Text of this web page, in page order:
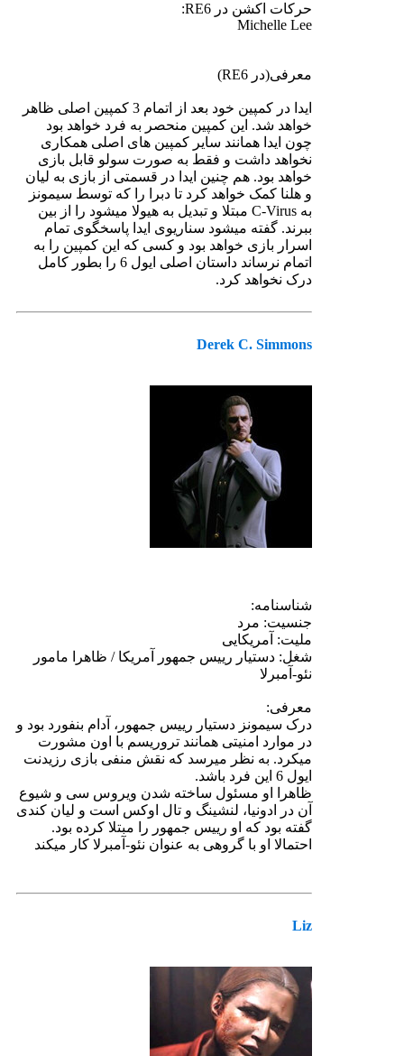
حرکات اکشن در RE6:
Michelle Lee
معرفی(در RE6)
ایدا در کمپین خود بعد از اتمام 3 کمپین اصلی ظاهر
خواهد شد. این کمپین منحصر به فرد خواهد بود
چون ایدا همانند سایر کمپین های اصلی همکاری
نخواهد داشت و فقط به صورت سولو قابل بازی
خواهد بود. هم چنین ایدا در قسمتی از بازی به لیان
و هلنا کمک خواهد کرد تا دبرا را که توسط سیمونز
به C-Virus مبتلا و تبدیل به هیولا میشود را از بین
ببرند. گفته میشود سناریوی ایدا پاسخگوی تمام
اسرار بازی خواهد بود و کسی که این کمپین را به
اتمام نرساند داستان اصلی ایول 6 را بطور کامل
درک نخواهد کرد.
Derek C. Simmons
شناسنامه:
جنسیت: مرد
ملیت: آمریکایی
شغل: دستیار رییس جمهور آمریکا / ظاهرا مامور
نئو-آمبرلا
معرفی:
درک سیمونز دستیار رییس جمهور، آدام بنفورد بود و
در موارد امنیتی همانند تروریسم با اون مشورت
میکرد. به نظر میرسد که نقش منفی بازی رزیدنت
ایول 6 این فرد باشد.
ظاهرا او مسئول ساخته شدن ویروس سی و شیوع
آن در ادونیا، لنشینگ و تال اوکس است و لیان کندی
گفته بود که او رییس جمهور را مبتلا کرده بود.
احتمالا او با گروهی به عنوان نئو-آمبرلا کار میکند
Liz